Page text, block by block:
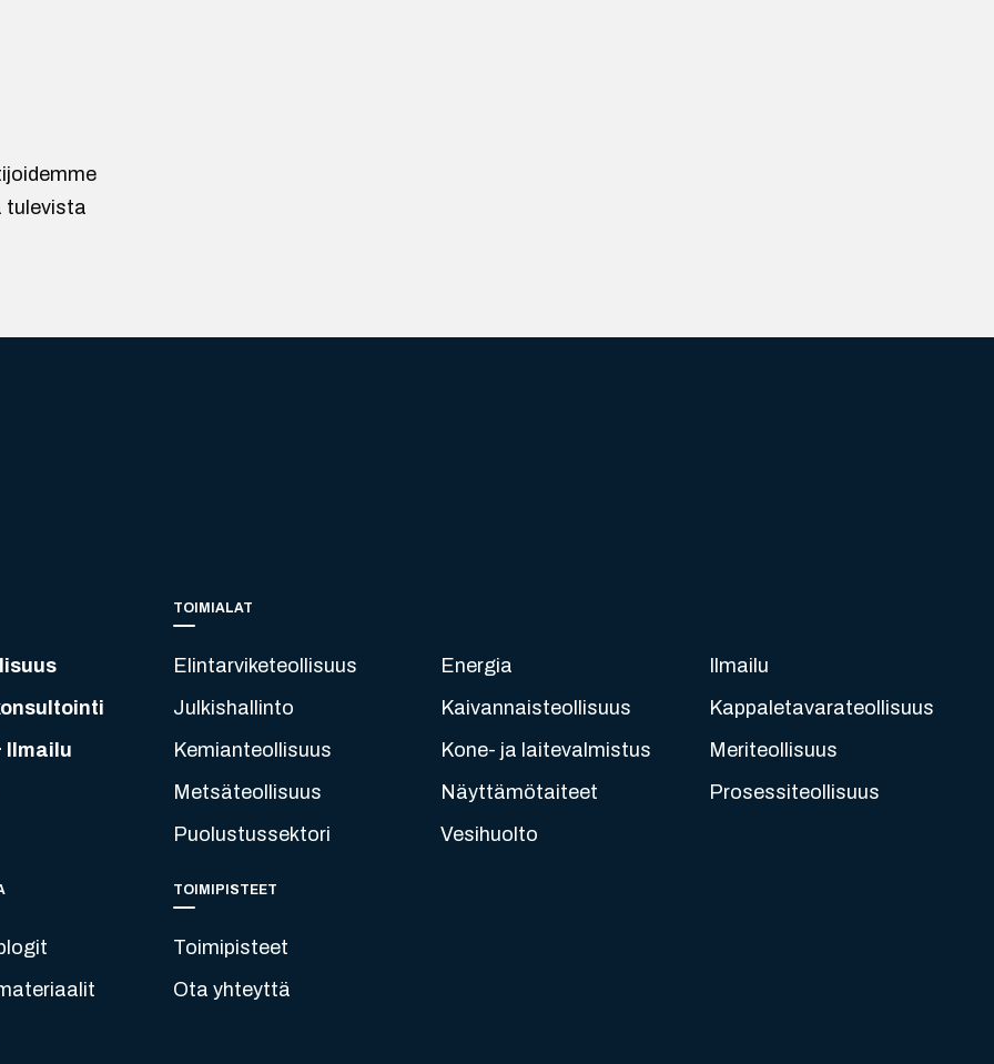
tulevista
Ilmailu
TOIMIALAT
Elintarviketeollisuus Energia
Ilmailu
Julkishallinto
Kaivannaisteollisuus
Kappaletavarateollisuus
Kemianteollisuus
Kone- ja laitevalmistus
Meriteollisuus
Metsäteollisuus
Näyttämötaiteet
Prosessiteollisuus
Puolustussektori
Vesihuolto
TOIMIPISTEET
Toimipisteet
Ota yhteyttä